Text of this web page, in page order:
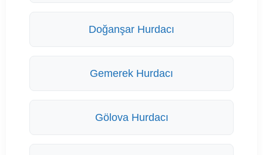
Doğanşar Hurdacı
Gemerek Hurdacı
Gölova Hurdacı